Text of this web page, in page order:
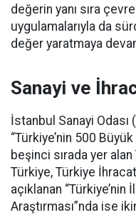
değerin yanı sıra
uygulamalarıyla da
değer yaratmaya
Sanayi ve
İstanbul Sanayi Odası
“Türkiye’nin 500
beşinci sırada yer
Türkiye, Türkiye
açıklanan “Türkiye’nin
Araştırması”nda ise